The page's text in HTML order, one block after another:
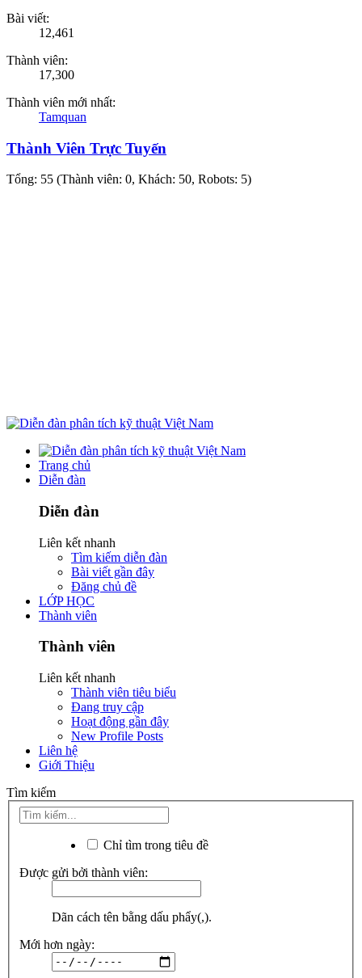
Bài viết:
12,461
Thành viên:
17,300
Thành viên mới nhất:
Tamquan
Thành Viên Trực Tuyến
Tổng: 55 (Thành viên: 0, Khách: 50, Robots: 5)
Trang chủ
Diễn đàn
Diễn đàn
Liên kết nhanh
Tìm kiếm diễn đàn
Bài viết gần đây
Đăng chủ đề
LỚP HỌC
Thành viên
Thành viên
Liên kết nhanh
Thành viên tiêu biểu
Đang truy cập
Hoạt động gần đây
New Profile Posts
Liên hệ
Giới Thiệu
Tìm kiếm
Chỉ tìm trong tiêu đề
Được gửi bởi thành viên:
Dãn cách tên bằng dấu phẩy(,).
Mới hơn ngày: